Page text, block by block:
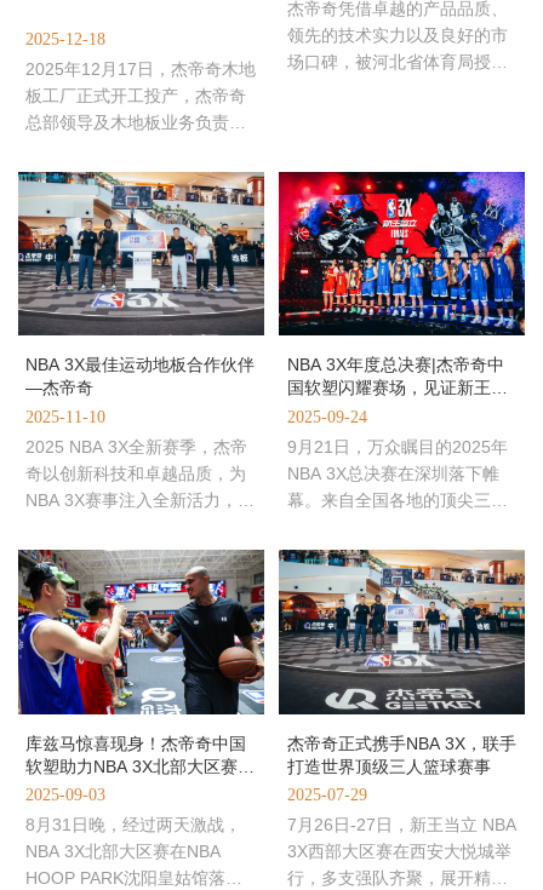
2025-12-18
2025年12月17日，杰帝奇木地
板工厂正式开工投产，杰帝奇
总部领导及木地板业务负责
庆典圆满成功！
杰帝奇凭借卓越的产品品质、
领先的技术实力以及良好的市
场口碑，被河北省体育局授予
NBA 3X最佳运动地板合作伙伴
—杰帝奇
2025-11-10
2025 NBA 3X全新赛季，杰帝
奇以创新科技和卓越品质，为
NBA 3X赛事注入全新活力，成
得信赖的市场合作伙伴，并
NBA 3X年度总决赛|杰帝奇中
国软塑闪耀赛场，见证新王当
立！
2025-09-24
9月21日，万众瞩目的2025年
NBA 3X总决赛在深圳落下帷
幕。来自全国各地的顶尖三人
过激烈角逐，新一届NBA 3X总
库兹马惊喜现身！杰帝奇中国
软塑助力NBA 3X北部大区赛精
彩
2025-09-03
8月31日晚，经过两天激战，
NBA 3X北部大区赛在NBA
HOOP PARK沈阳皇姑馆落下
杰帝奇正式携手NBA 3X，联手
打造世界顶级三人篮球赛事
2025-07-29
7月26日-27日，新王当立 NBA
3X西部大区赛在西安大悦城举
行，多支强队齐聚，展开精彩